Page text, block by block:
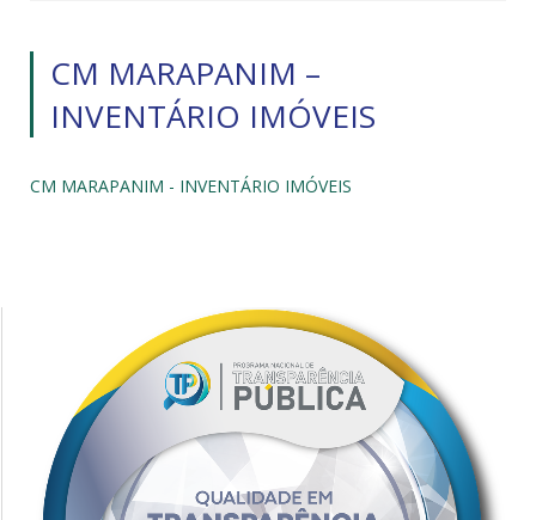
CM MARAPANIM –
INVENTÁRIO IMÓVEIS
CM MARAPANIM - INVENTÁRIO IMÓVEIS